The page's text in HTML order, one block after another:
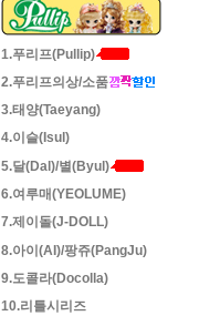
1.푸리프(Pullip)
2.푸리프의상/소품
3.태양(Taeyang)
4.이슬(Isul)
5.달(Dal)/별(Byul)
6.여루매(YEOLUME)
7.제이돌(J-DOLL)
8.아이(AI)/팡쥬(PangJu)
9.도콜라(Docolla)
10.리틀시리즈